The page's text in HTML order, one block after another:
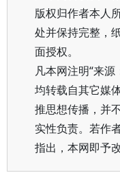
版权归作者本人
处并保持完整，
面授权。
凡本网注明“来源
均转载自其它媒
推思想传播，并
实性负责。若作
指出，本网即予改